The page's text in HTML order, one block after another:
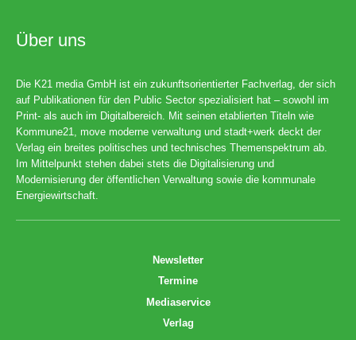
Über uns
Die K21 media GmbH ist ein zukunftsorientierter Fachverlag, der sich
auf Publikationen für den Public Sector spezialisiert hat – sowohl im
Print- als auch im Digitalbereich. Mit seinen etablierten Titeln wie
Kommune21, move moderne verwaltung und stadt+werk deckt der
Verlag ein breites politisches und technisches Themenspektrum ab.
Im Mittelpunkt stehen dabei stets die Digitalisierung und
Modernisierung der öffentlichen Verwaltung sowie die kommunale
Energiewirtschaft.
Newsletter
Termine
Mediaservice
Verlag